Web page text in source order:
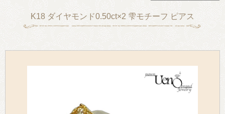
K18 ダイヤモンド0.50ct×2 雫モチーフ ピアス
> 売りたい方
> 買いたい方
> 取り扱い品目